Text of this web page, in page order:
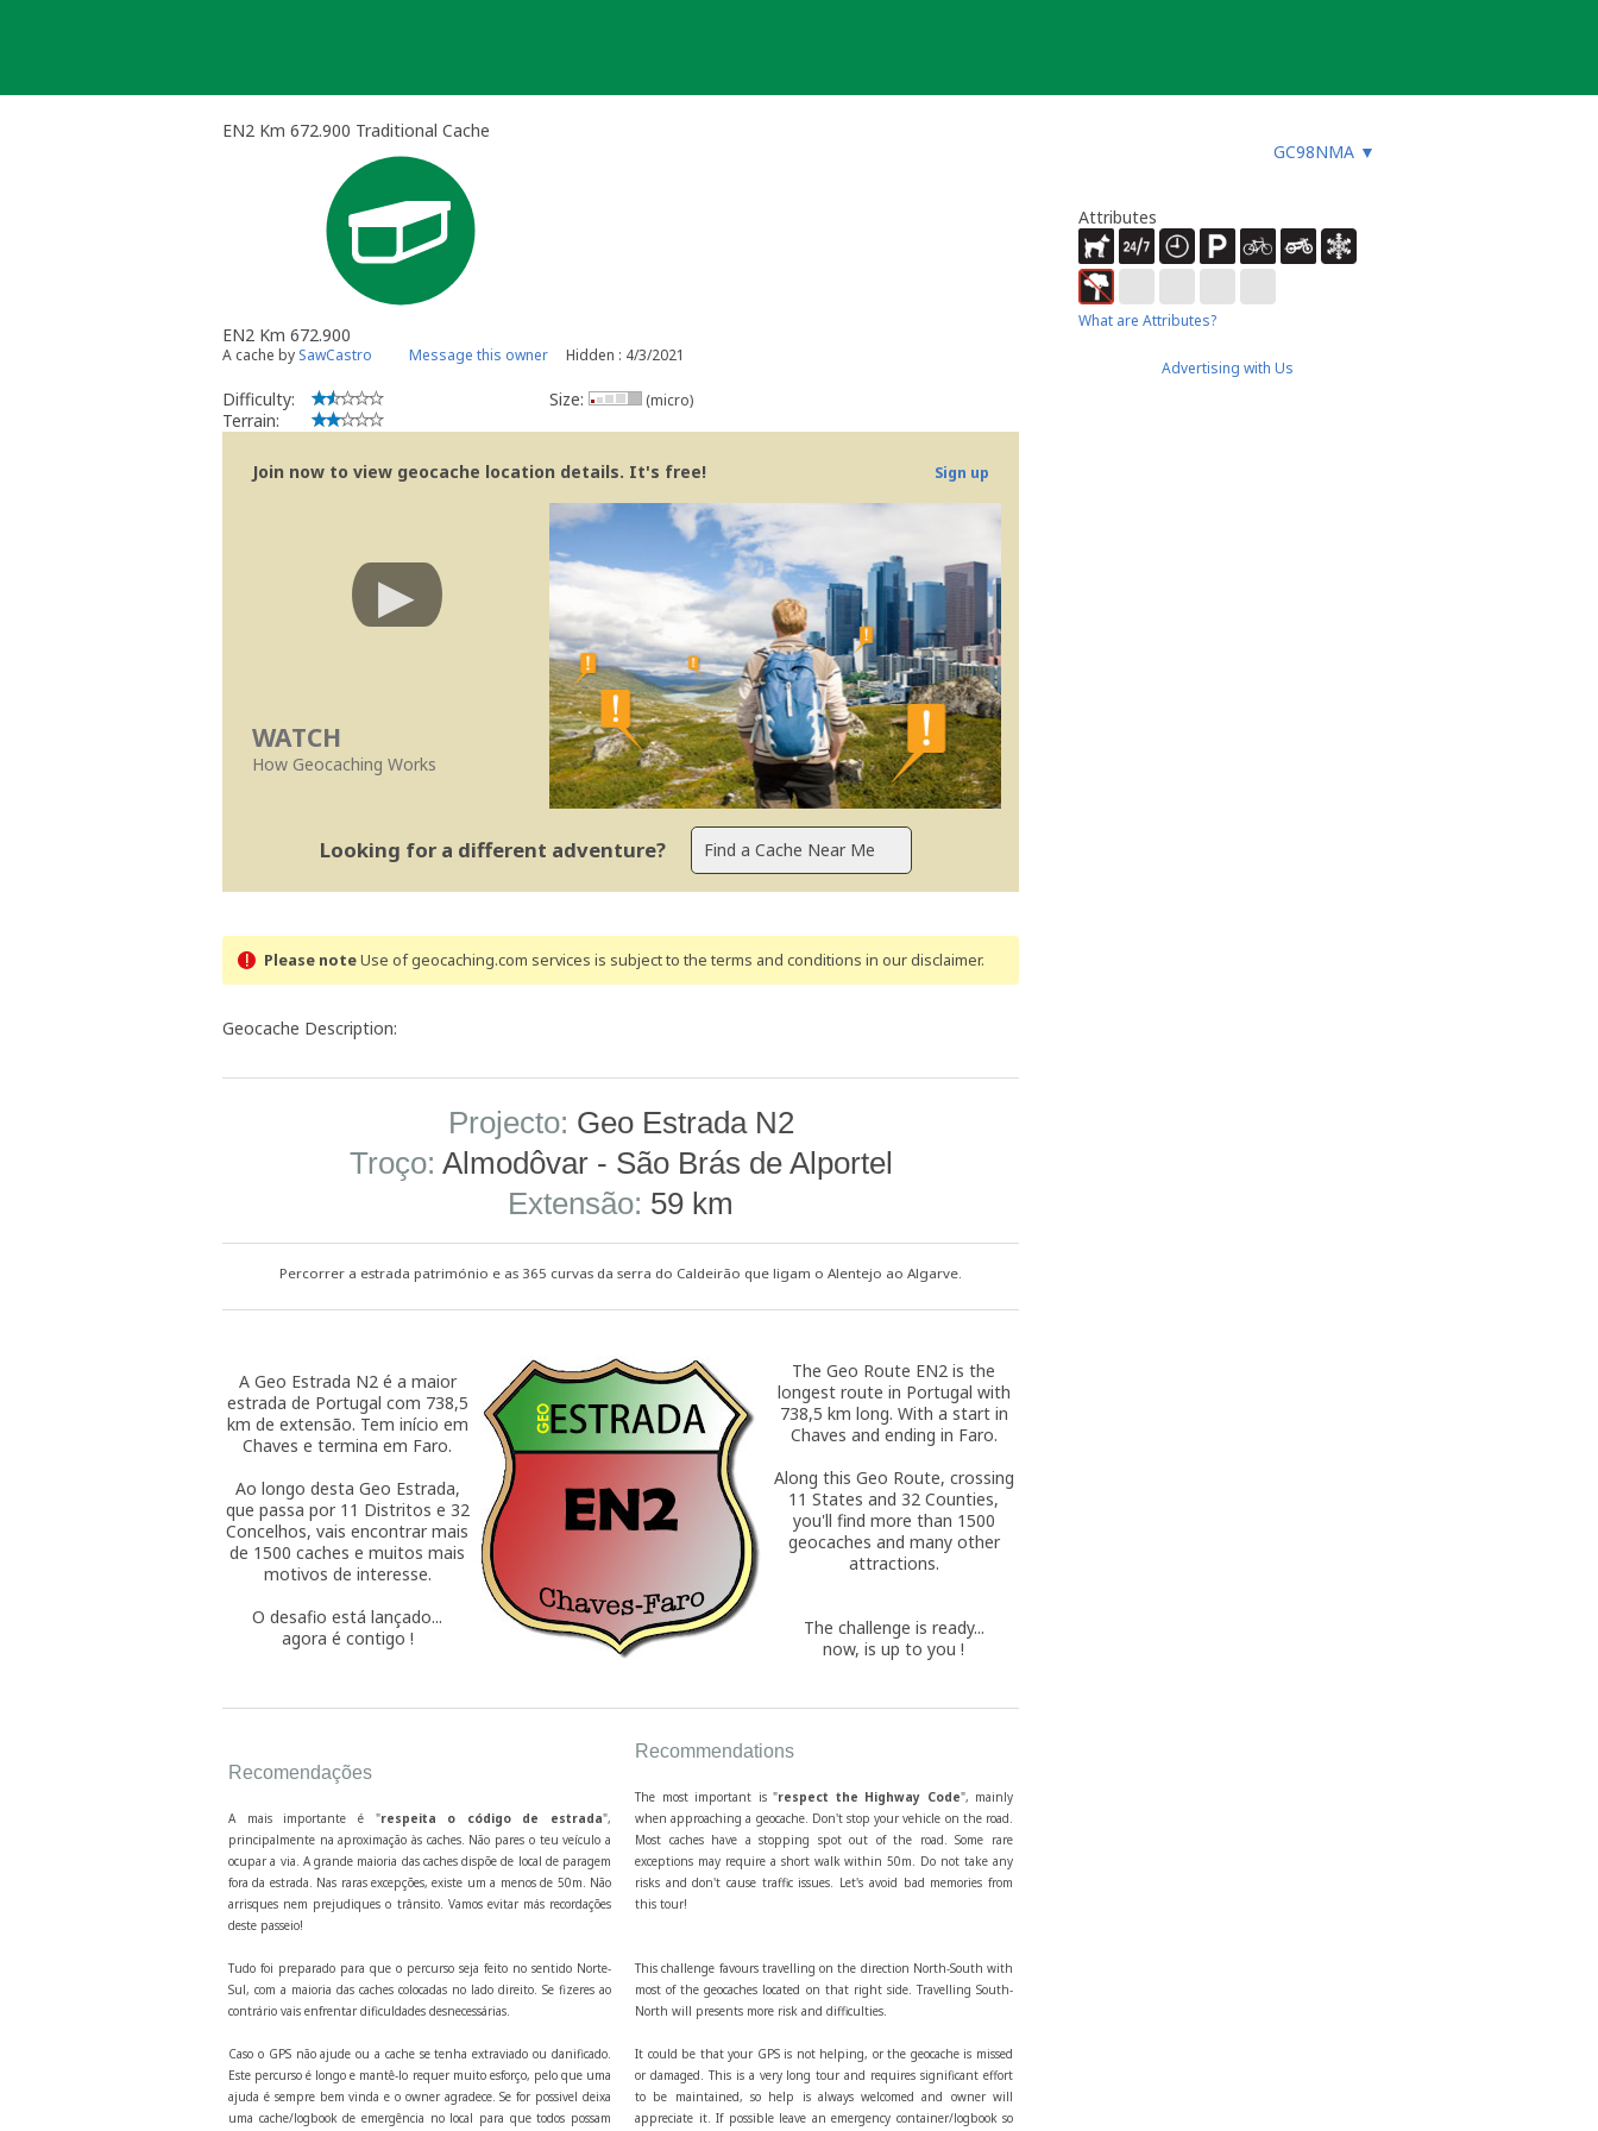
EN2 Km 672.900 Traditional Cache
GC98NMA ▼
EN2 Km 672.900
A cache by SawCastro Message this owner Hidden : 4/3/2021
Difficulty:
Terrain:
Size: (micro)
Join now to view geocache location details. It's free! Sign up
WATCH
How Geocaching Works
Looking for a different adventure?
Please noteUse of geocaching.com services is subject to the terms and conditions in our disclaimer.
Geocache Description:
Projecto: Geo Estrada N2
Troço: Almodôvar - São Brás de Alportel
Extensão: 59 km
Percorrer a estrada património e as 365 curvas da serra do Caldeirão que ligam o Alentejo ao Algarve.
A Geo Estrada N2 é a maior
estrada de Portugal com 738,5
km de extensão. Tem início em
Chaves e termina em Faro.
Ao longo desta Geo Estrada,
que passa por 11 Distritos e 32
Concelhos, vais encontrar mais
de 1500 caches e muitos mais
motivos de interesse.
O desafio está lançado...
agora é contigo !
The Geo Route EN2 is the
longest route in Portugal with
738,5 km long. With a start in
Chaves and ending in Faro.
Along this Geo Route, crossing
11 States and 32 Counties,
you'll find more than 1500
geocaches and many other
attractions.
The challenge is ready...
now, is up to you !
Recomendações
A mais importante é "respeita o código de estrada",
principalmente na aproximação às caches. Não pares o teu veículo a
ocupar a via. A grande maioria das caches dispõe de local de paragem
fora da estrada. Nas raras excepções, existe um a menos de 50m. Não
arrisques nem prejudiques o trânsito. Vamos evitar más recordações
deste passeio!
Tudo foi preparado para que o percurso seja feito no sentido Norte-
Sul, com a maioria das caches colocadas no lado direito. Se fizeres ao
contrário vais enfrentar dificuldades desnecessárias.
Caso o GPS não ajude ou a cache se tenha extraviado ou danificado.
Este percurso é longo e mantê-lo requer muito esforço, pelo que uma
ajuda é sempre bem vinda e o owner agradece. Se for possivel deixa
uma cache/logbook de emergência no local para que todos possam
Recommendations
The most important is "respect the Highway Code", mainly
when approaching a geocache. Don't stop your vehicle on the road.
Most caches have a stopping spot out of the road. Some rare
exceptions may require a short walk within 50m. Do not take any
risks and don't cause traffic issues. Let's avoid bad memories from
this tour!
This challenge favours travelling on the direction North-South with
most of the geocaches located on that right side. Travelling South-
North will presents more risk and difficulties.
It could be that your GPS is not helping, or the geocache is missed
or damaged. This is a very long tour and requires significant effort
to be maintained, so help is always welcomed and owner will
appreciate it. If possible leave an emergency container/logbook so
Attributes
What are Attributes?
Advertising with Us